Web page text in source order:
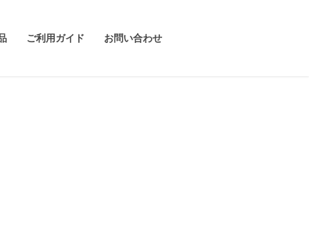
ご利用ガイド お問い合わせ